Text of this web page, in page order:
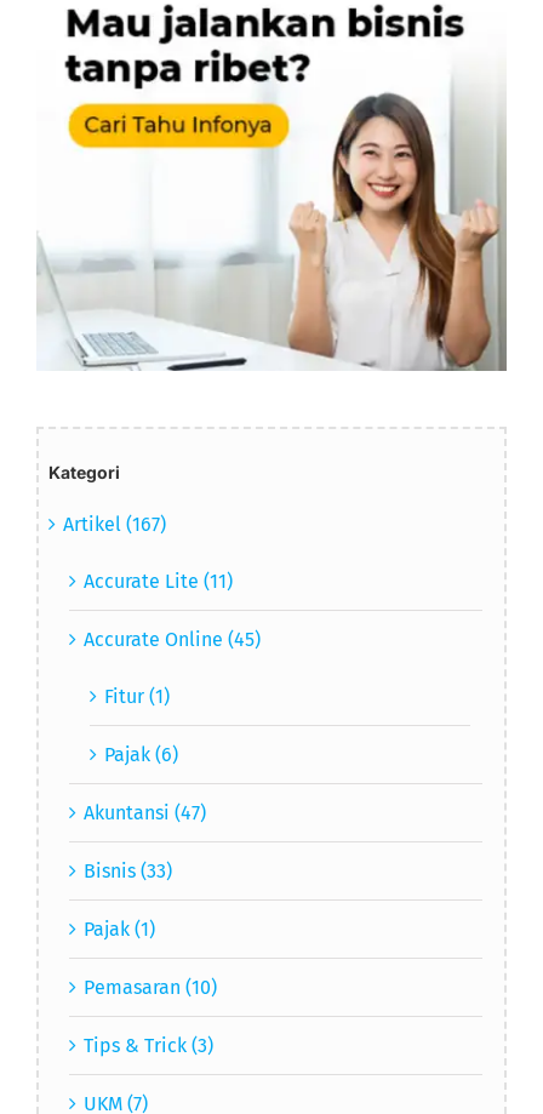
Kategori
Artikel (167)
Accurate Lite (11)
Accurate Online (45)
Fitur (1)
Pajak (6)
Akuntansi (47)
Bisnis (33)
Pajak (1)
Pemasaran (10)
Tips & Trick (3)
UKM (7)